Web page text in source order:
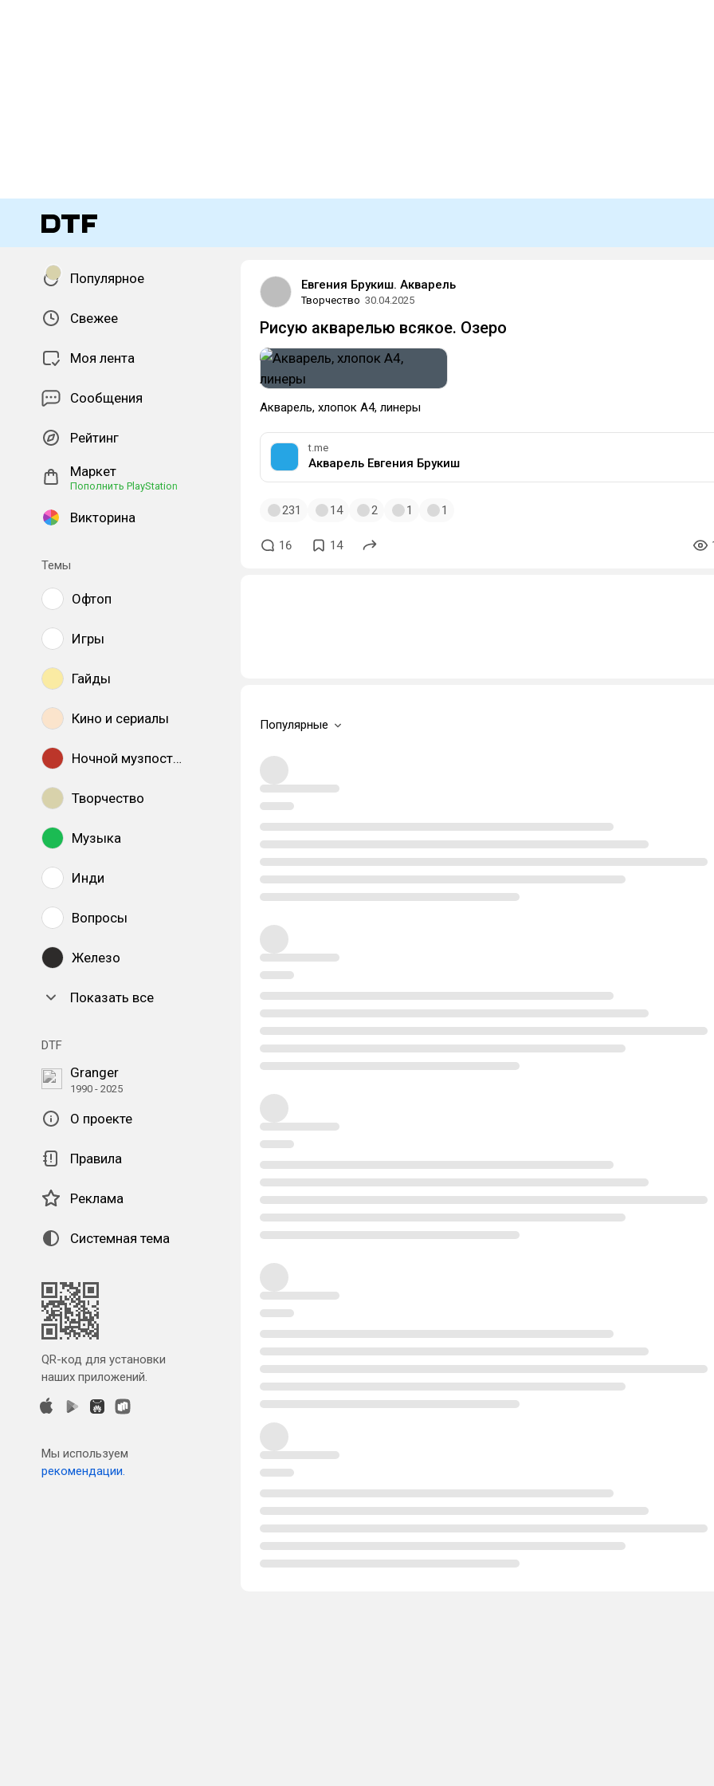
Популярное
Свежее
Моя лента
Сообщения
Рейтинг
Маркет
Пополнить PlayStation
Викторина
Темы
Офтоп
Игры
Гайды
Кино и сериалы
Ночной музпостинг
Творчество
Музыка
Инди
Вопросы
Железо
Показать все
DTF
Granger
1990 - 2025
О проекте
Правила
Реклама
Системная тема
QR-код для установки
наших приложений.
Мы используем
рекомендации.
Евгения Брукиш. Акварель
Творчество 30.04.2025
Рисую акварелью всякое. Озеро
Акварель, хлопок А4, линеры
t.me
Акварель Евгения Брукиш
231 14 2 1 1
16 14
Популярные